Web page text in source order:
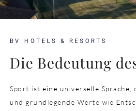
BV HOTELS & RESORTS
Die Bedeutung
Sport ist eine universelle Sprache,
und grundlegende Werte wie